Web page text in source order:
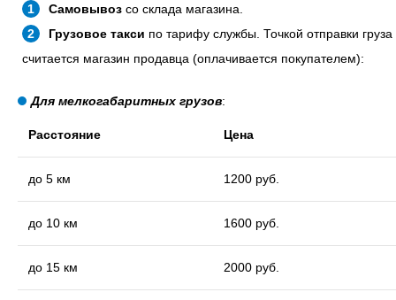
Самовывоз со склада магазина.
Грузовое такси по тарифу службы. Точкой отправки груза
считается магазин продавца (оплачивается покупателем):
Для мелкогабаритных грузов:
Расстояние Цена
до 5 км 1200 руб.
до 10 км 1600 руб.
до 15 км 2000 руб.